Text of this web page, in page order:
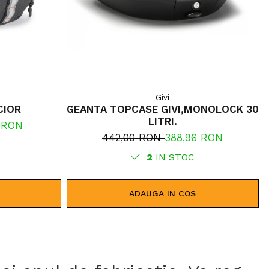
Givi
GEANTA TOPCASE GIVI,MONOLOCK 30
LITRI.
442,00 RON388,96 RON
2 IN STOC
ADAUGA IN COS